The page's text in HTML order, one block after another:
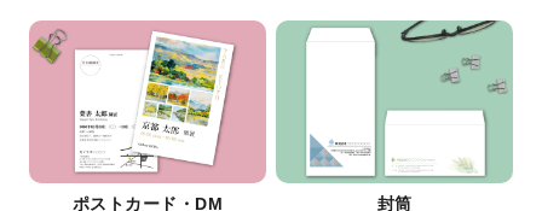
ポストカード・DM 封筒